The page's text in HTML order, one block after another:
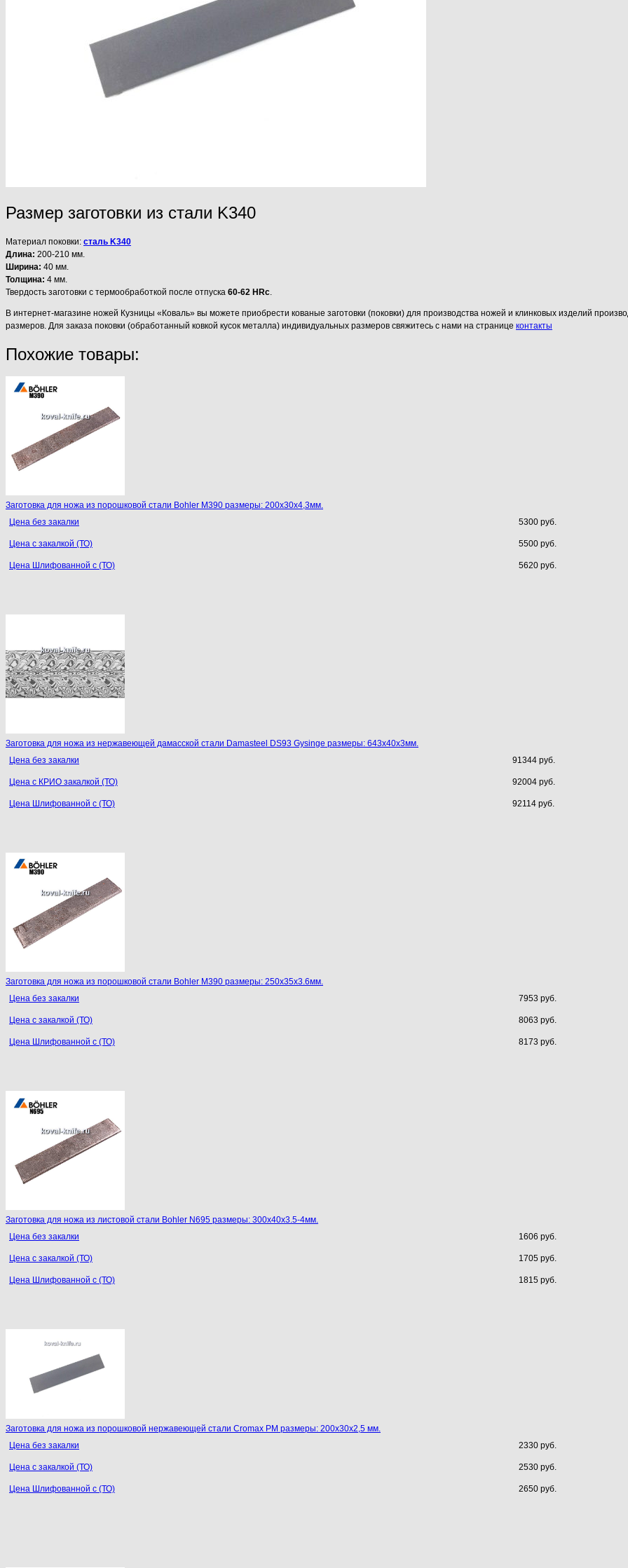
Размер заготовки из стали K340
Материал поковки: сталь K340
Длина: 200-210 мм.
Ширина: 40 мм.
Толщина: 4 мм.
Твердость заготовки с термообработкой после отпуска 60-62 HRc
В интернет-магазине ножей Кузницы «Коваль» вы можете приобрести кованые заготовки (поковки) для производства ножей и клинковых изделий
размеров. Для заказа поковки (обработанный ковкой кусок металла) индивидуальных размеров свяжитесь с нами на странице контакты
Похожие товары:
Заготовка для ножа из порошковой стали Bohler M390 размеры: 200х30х4,3мм.
Цена без закалки
5300 руб.
Цена с закалкой (ТО) 5500 руб.
Цена Шлифованной с (ТО) 5620 руб.
Заготовка для ножа из нержавеющей дамасской стали Damasteel DS93 Gysinge размеры: 643х40х3мм.
Цена без закалки
91344 руб.
Цена с КРИО закалкой (ТО) 92004 руб.
Цена Шлифованной с (ТО) 92114 руб.
Заготовка для ножа из порошковой стали Bohler M390 размеры: 250х35х3.6мм.
Цена без закалки
7953 руб.
Цена с закалкой (ТО) 8063 руб.
Цена Шлифованной с (ТО) 8173 руб.
Заготовка для ножа из листовой стали Bohler N695 размеры: 300х40х3.5-4мм.
Цена без закалки
1606 руб.
Цена с закалкой (ТО) 1705 руб.
Цена Шлифованной с (ТО) 1815 руб.
Заготовка для ножа из порошковой нержавеющей стали Cromax PM размеры: 200х30х2,5 мм.
Цена без закалки
2330 руб.
Цена с закалкой (ТО) 2530 руб.
Цена Шлифованной с (ТО) 2650 руб.